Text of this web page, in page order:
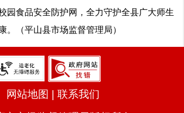
园食品安全防护网，全力守护全县广大师生
。（平山县市场监督管理局）